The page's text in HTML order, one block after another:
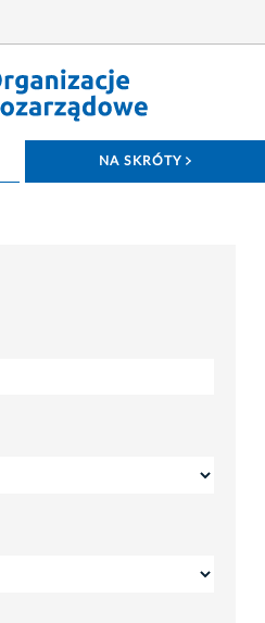
NA SKRÓTY